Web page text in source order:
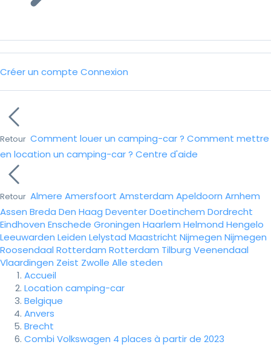
Créer un compte Connexion
Retour Comment louer un camping-car ? Comment mettre
en location un camping-car ? Centre d'aide
Retour Almere Amersfoort Amsterdam Apeldoorn Arnhem
Assen Breda Den Haag DeventerDoetinchem Dordrecht
Eindhoven Enschede Groningen Haarlem Helmond Hengelo
Leeuwarden Leiden Lelystad Maastricht Nijmegen Nijmegen
Roosendaal Rotterdam Rotterdam Tilburg Veenendaal
Vlaardingen Zeist Zwolle Alle steden
Accueil
Location camping-car
Belgique
Anvers
Brecht
Combi Volkswagen 4 places à partir de 2023